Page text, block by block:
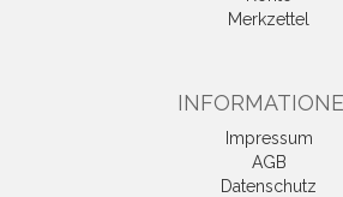
Merkzettel
Impressum
AGB
Datenschutz